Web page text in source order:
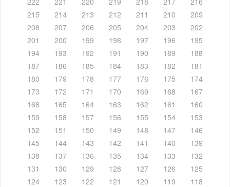
215
214 213 212 211 210
209
208
207 206 205 204 203
202
201
200 199 198 197 196
195
194
193 192 191 190 189
188
187
186 185 184 183 182
181
180
179 178 177 176 175
174
173
172 171 170 169 168
167
166
165 164 163 162 161
160
159
158 157 156 155 154
153
152
151 150 149 148 147
146
145
144 143 142 141 140
139
138
137 136 135 134 133
132
131
130 129 128 127 126
125
124
123 122 121 120 119 118